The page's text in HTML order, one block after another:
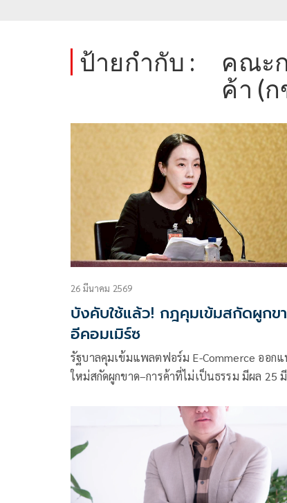
ป้ายกำกับ :
คณะ
ค้า (
26 มีนาคม 2569
บังคับใช้แล้ว! กฎคุมเข้มสกัดผูกข
อีคอมเมิร์ซ
รัฐบาลคุมเข้มแพลตฟอร์ม E-Commerce ออกแ
ใหม่สกัดผูกขาด–การค้าที่ไม่เป็นธรรม มีผล 25